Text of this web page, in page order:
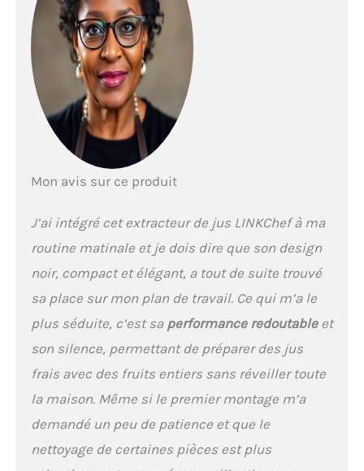
contribue à préserver au
mieux les vitamines, les
enzymes et les nutriments
naturellement présents
dans les aliments.
Rendement élevé, moins
de gaspillage : Doté d'un
moteur puissant de 200 W
LINKChef presse
légumes afin d'obtenir un
excellent rendement en
jus. Cette extraction
performante permet
ingrédients tout en
limitant les pertes
automatique avec large
goulotte de 115 mm : Grâce
mm (4,53 pouces), de
nombreux fruits et
introduits entiers, sans
Mon avis sur ce produit
J’ai intégré cet extracteur de jus LINKChef à ma
routine matinale et je dois dire que son design
noir, compact et élégant, a tout de suite trouvé
sa place sur mon plan de travail. Ce qui m’a le
plus séduite, c’est sa performance redoutableet
son silence, permettant de préparer des jus
frais avec des fruits entiers sans réveiller toute
la maison. Même si le premier montage m’a
demandé un peu de patience et que le
nettoyage de certaines pièces est plus